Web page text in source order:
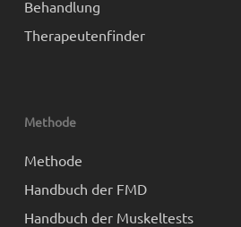
Behandlung
Therapeutenfinder
Methode
Methode
Handbuch der FMD
Handbuch der Muskeltests